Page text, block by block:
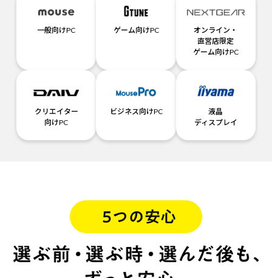
一般向けPC ゲーム向けPC
オンライン・
直営店限定
ゲーム向けPC
クリエイター
向けPC
ビジネス向けPC
液晶
ディスプレイ